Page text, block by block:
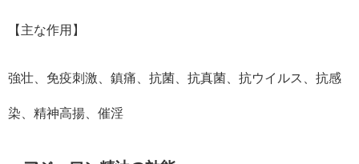
【主な作用】
強壮、免疫刺激、鎮痛、抗菌、抗真菌、抗ウイルス、抗感
染、精神高揚、催淫